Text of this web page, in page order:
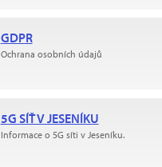
GDPR
Ochrana osobních údajů
5G SÍŤ V JESENÍKU
Informace o 5G síti v Jeseníku.